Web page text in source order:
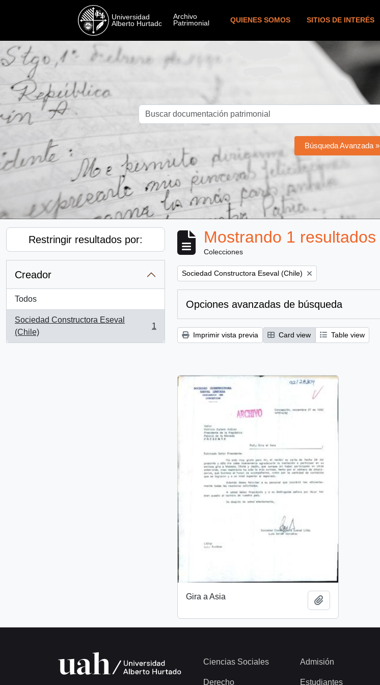
QUIENES SOMOS SITIOS DE INTERÉS
Búsqueda Avanzada »
Restringir resultados por:
Creador
Todos
Sociedad Constructora Eseval
(Chile)
, 1 resultados
1
Mostrando 1 resultados
Colecciones
Remove filter:
Sociedad Constructora Eseval (Chile)
Opciones avanzadas de búsqueda
Imprimir vista previa Card view Table view
Gira a Asia
Ciencias Sociales
Derecho
Admisión
Estudiantes